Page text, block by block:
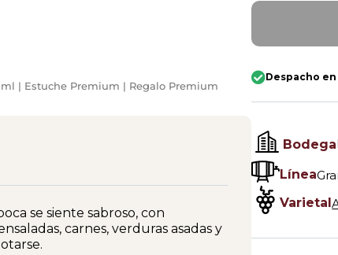
| Estuche Premium | Regalo Premium
se siente sabroso, con
carnes, verduras asadas y
Despacho
Bodega
Línea
Varietal